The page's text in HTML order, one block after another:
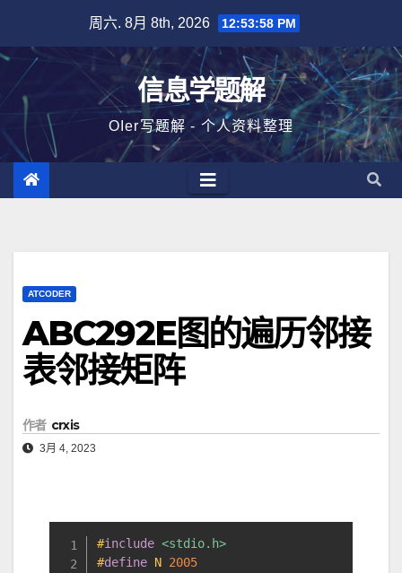
内
容
周六. 8月 8th, 2026 12:53:58 PM
信息学题解
OIer写题解 - 个人资料整理
ATCODER
ABC292E图的遍历邻接
表邻接矩阵
作者 crxis
3月 4, 2023
#include <stdio.h>
#define N 2005